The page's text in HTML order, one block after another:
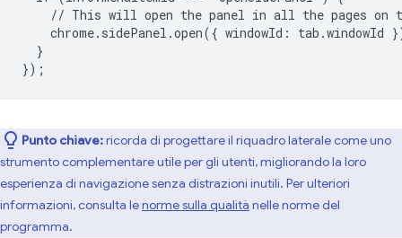
// This will open the panel in all the pages on
chrome.sidePanel.open({ windowId : tab .windowId }
}
});
Punto chiave:ricorda di progettare il riquadro laterale come uno
strumento complementare utile per gli utenti, migliorando la loro
esperienza di navigazione senza distrazioni inutili. Per ulteriori
informazioni, consulta lenorme sulla qualità nelle norme del
programma.